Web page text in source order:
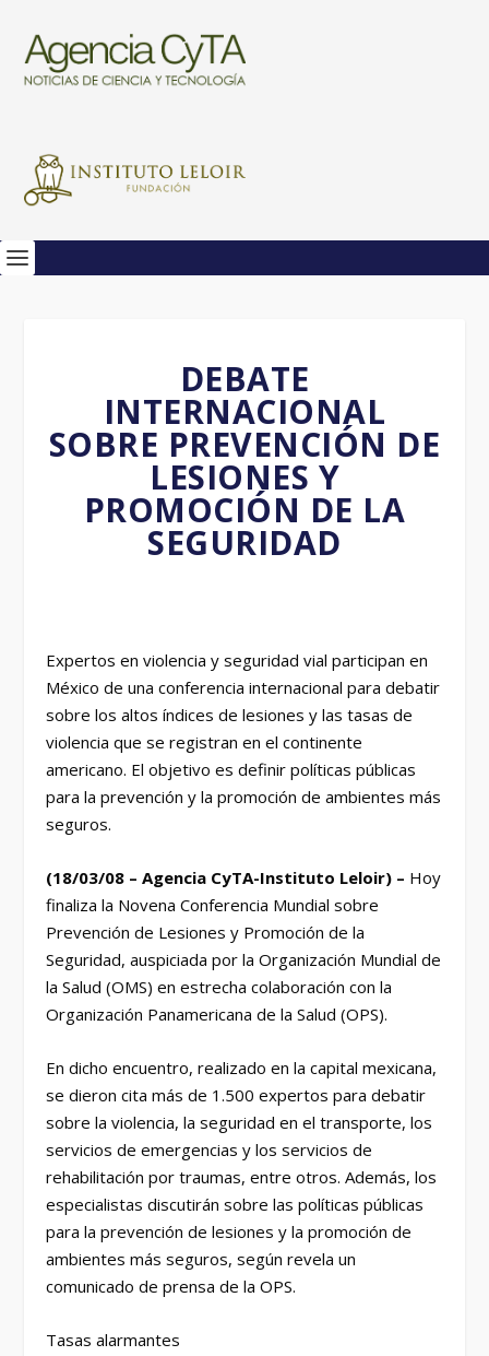
DEBATE
INTERNACIONAL
SOBRE PREVENCIÓN DE
LESIONES Y
PROMOCIÓN DE LA
SEGURIDAD
Expertos en violencia y seguridad vial participan en
México de una conferencia internacional para debatir
sobre los altos índices de lesiones y las tasas de
violencia que se registran en el continente
americano. El objetivo es definir políticas públicas
para la prevención y la promoción de ambientes más
seguros.
(18/03/08 – Agencia CyTA-Instituto Leloir) – Hoy
finaliza la Novena Conferencia Mundial sobre
Prevención de Lesiones y Promoción de la
Seguridad, auspiciada por la Organización Mundial de
la Salud (OMS) en estrecha colaboración con la
Organización Panamericana de la Salud (OPS).
En dicho encuentro, realizado en la capital mexicana,
se dieron cita más de 1.500 expertos para debatir
sobre la violencia, la seguridad en el transporte, los
servicios de emergencias y los servicios de
rehabilitación por traumas, entre otros. Además, los
especialistas discutirán sobre las políticas públicas
para la prevención de lesiones y la promoción de
ambientes más seguros, según revela un
comunicado de prensa de la OPS.
Tasas alarmantes